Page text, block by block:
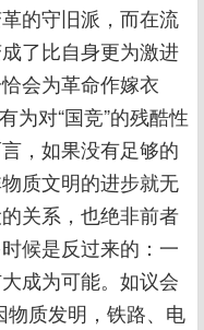
的守旧派，而在流
了比自身更为激进
会为革命作嫁衣
为对“国竞”的残酷性
，如果没有足够的
质文明的进步就无
关系，也绝非前者
候是反过来的：一
成为可能。如议会
物质发明，铁路、电